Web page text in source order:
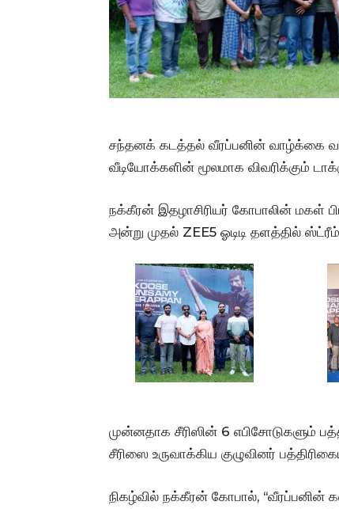
சந்தனக் கடத்தல் வீரப்பனின் வாழ்க்கை
வீடியோக்களின் மூலமாக விவரிக்கும்
நக்கீரன் இதழாசிரியர் கோபாலின் மகள்
அன்று முதல் ZEE5 ஓடிடி தளத்தில்
முன்னதாக சீரிஸின் 6 எபிசோடுகளும்
சீரிஸை உருவாக்கிய குழுவினர்
நிகழ்வில் நக்கீரன் கோபால்,